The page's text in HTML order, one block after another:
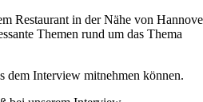
Restaurant in der Nähe von
Themen rund um das Thema
dem Interview mitnehmen können.